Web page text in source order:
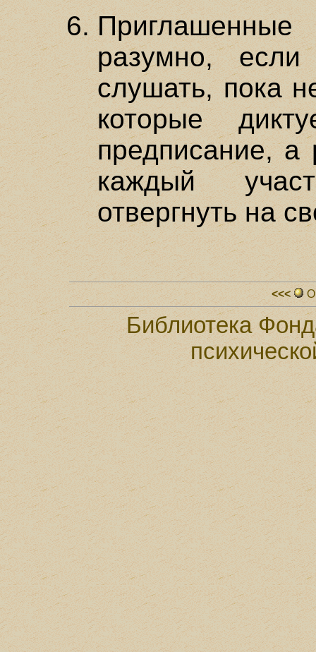
разумно,
слушать, пока
которые
предписание, а
каждый
отвергнуть на
<<<
Библиотека